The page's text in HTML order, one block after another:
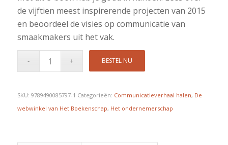
de vijftien meest inspirerende projecten van 2015
en beoordeel de visies op communicatie van
smaakmakers uit het vak.
BESTEL NU
SKU: 9789490085797-1 Categorieën: Communicatieverhaal halen, De
webwinkel van Het Boekenschap, Het ondernemerschap